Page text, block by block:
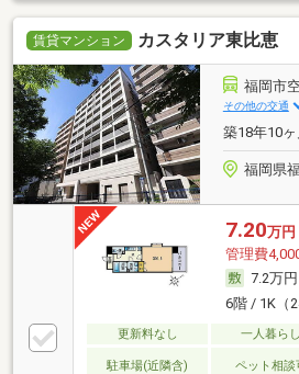
賃貸マンション カスタリア東比恵
福岡市
その他の交通
築18年10
福岡県
7.20万円
管理費
7.2万円
6階 / 1K（
更新料なし 一人暮らし
駐車場(近隣含) ペット相談